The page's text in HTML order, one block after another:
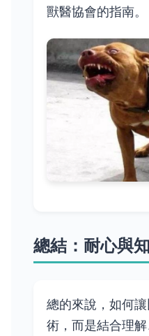
獸醫協會的指南。
總結：耐心與
總的來說，如何
術，而是結合理